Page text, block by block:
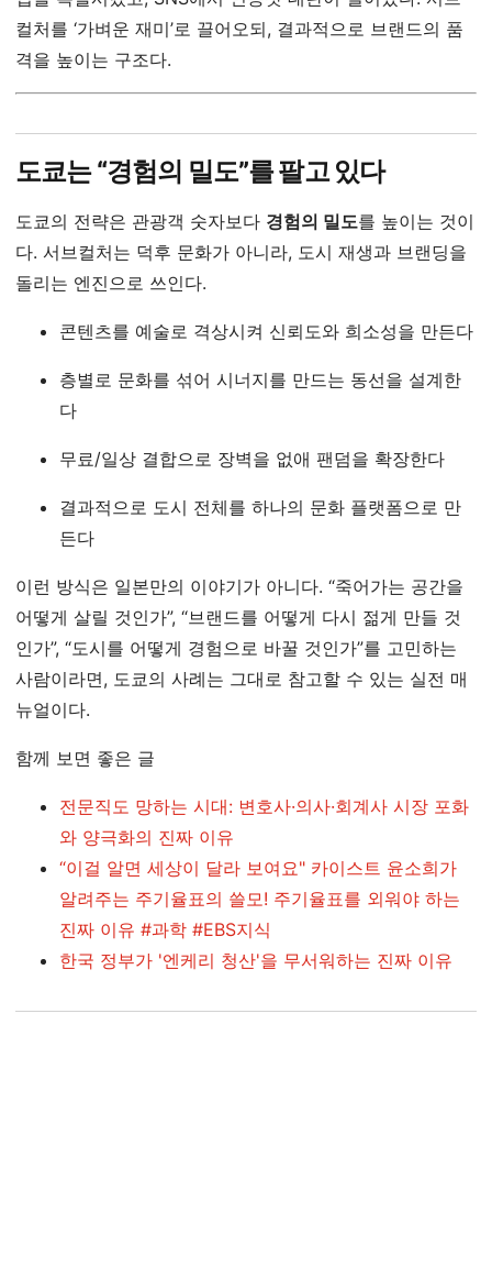
컬처를 ‘가벼운 재미’로 끌어오되, 결과적으로 브랜드의 품
격을 높이는 구조다.
도쿄는 “경험의 밀도”를 팔고 있다
도쿄의 전략은 관광객 숫자보다 경험의 밀도를 높이는 것이
다. 서브컬처는 덕후 문화가 아니라, 도시 재생과 브랜딩을
돌리는 엔진으로 쓰인다.
콘텐츠를 예술로 격상시켜 신뢰도와 희소성을 만든다
층별로 문화를 섞어 시너지를 만드는 동선을 설계한
다
무료/일상 결합으로 장벽을 없애 팬덤을 확장한다
결과적으로 도시 전체를 하나의 문화 플랫폼으로 만
든다
이런 방식은 일본만의 이야기가 아니다. “죽어가는 공간을
어떻게 살릴 것인가”, “브랜드를 어떻게 다시 젊게 만들 것
인가”, “도시를 어떻게 경험으로 바꿀 것인가”를 고민하는
사람이라면, 도쿄의 사례는 그대로 참고할 수 있는 실전 매
뉴얼이다.
함께 보면 좋은 글
전문직도 망하는 시대: 변호사·의사·회계사 시장 포화
와 양극화의 진짜 이유
“이걸 알면 세상이 달라 보여요" 카이스트 윤소희가
알려주는 주기율표의 쓸모! 주기율표를 외워야 하는
진짜 이유 #과학 #EBS지식
한국 정부가 '엔케리 청산'을 무서워하는 진짜 이유